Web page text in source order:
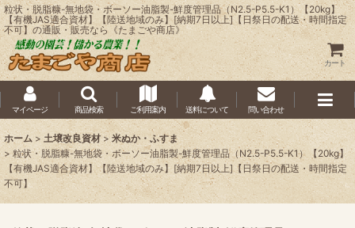
粒状・脱脂糠-無地袋・ボーソー油脂製-鮮度管理品（N2.5-P5.5-K1）【20kg】
【有機JAS適合資材】【陸送地域のみ】[納期7日以上]【日祭日の配送・時間指定
不可】の通販・販売なら《たまごや商店》
カート
マイページ 商品検索 ご利用案内 送料について 問い合わせ
ホーム > 土壌改良資材 > 米ぬか・ふすま
> 粒状・脱脂糠-無地袋・ボーソー油脂製-鮮度管理品（N2.5-P5.5-K1）【20kg】
【有機JAS適合資材】【陸送地域のみ】[納期7日以上]【日祭日の配送・時間指定
不可】